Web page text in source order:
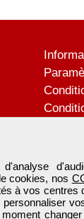
cookies, nos
à vos centres